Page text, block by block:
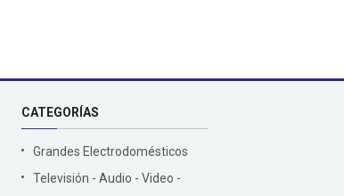
CATEGORÍAS
Grandes Electrodomésticos
Televisión - Audio - Video -